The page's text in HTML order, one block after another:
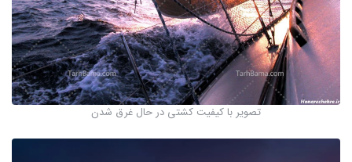
تصویر با کیفیت کشتی در حال غرق شدن